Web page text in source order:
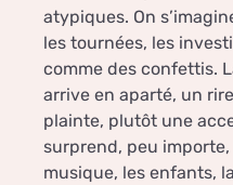
atypiques. On
les tournées, les
comme des confettis.
arrive en aparté, un
plainte, plutôt une
surprend, peu
musique, les enfants,